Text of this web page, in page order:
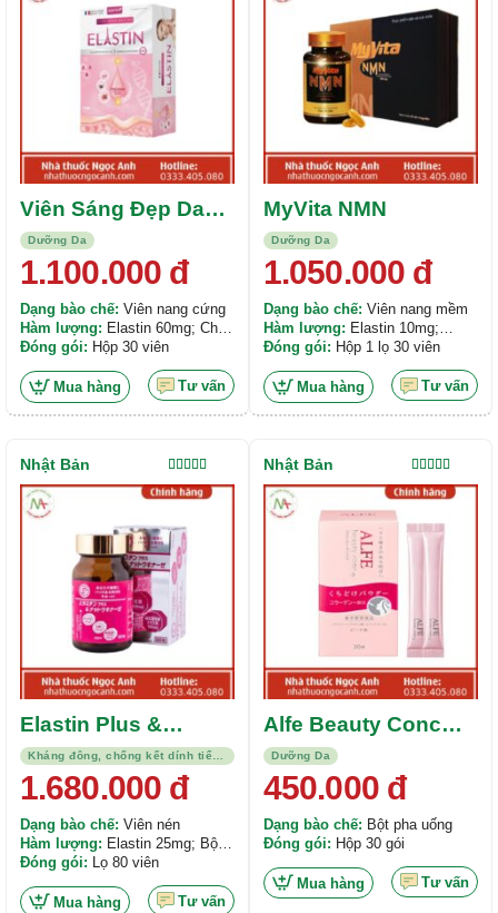
Dưỡng Da
Viên Sáng Đẹp Da
Elastin
1.100.000đ
Dạng bào chế: Viên nang cứng
Hàm lượng: Elastin 60mg; Chiết
xuất lựu đỏ 50mg ; Chiết xuất
Đóng gói: Hộp 30 viên
Mua hàng Tư vấn
Dưỡng Da
MyVita NMN
1.050.000đ
Dạng bào chế: Viên nang mềm
Hàm lượng: Elastin 10mg;
Vitamin B6 2 mg; Vitamin B2 1,3
Đóng gói: Hộp 1 lọ 30 viên
Mua hàng Tư vấn
Elastin Plus &
Nattokinase
Được xếp
hạng5.00
1.680.000đ
Dạng bào chế: Viên nén
Hàm lượng: Elastin 25mg; Bột
Chiết Xuất Lá Bạch Quả 22,5mg;
Đóng gói: Lọ 80 viên
Mua hàng Tư vấn
Nhật Bản
Dưỡng Da
Alfe Beauty Conc
(Dạng gói)
Được xếp
hạng4.00
450.000đ
Dạng bào chế: Bột pha uống
Đóng gói: Hộp 30 gói
Mua hàng Tư vấn
Nhật Bản